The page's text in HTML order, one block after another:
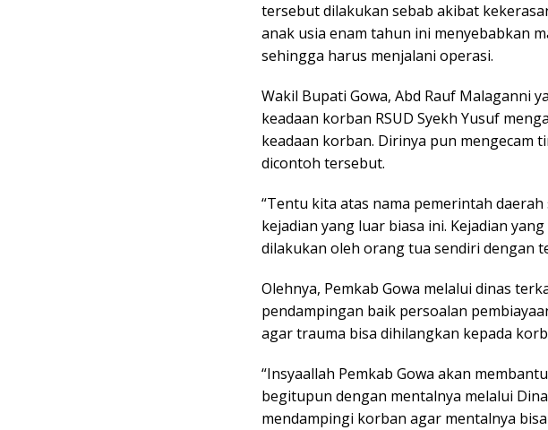
tersebut dilakukan sebab akibat
anak usia enam tahun ini menyebabkan
sehingga harus menjalani operasi.
Wakil Bupati Gowa, Abd Rauf Malaganni
keadaan korban RSUD Syekh Yusuf
keadaan korban. Dirinya pun mengecam
dicontoh tersebut.
“Tentu kita atas nama pemerintah
kejadian yang luar biasa ini. Kejadian
dilakukan oleh orang tua sendiri dengan
Olehnya, Pemkab Gowa melalui dinas
pendampingan baik persoalan
agar trauma bisa dihilangkan kepada
“Insyaallah Pemkab Gowa akan
begitupun dengan mentalnya melalui
mendampingi korban agar mentalnya